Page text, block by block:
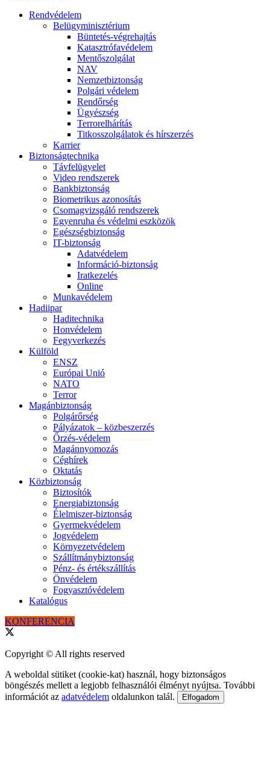
Rendvédelem
Belügyminisztérium
Büntetés-végrehajtás
Katasztrófavédelem
Mentőszolgálat
NAV
Nemzetbiztonság
Polgári védelem
Rendőrség
Ügyészség
Terrorelhárítás
Titkosszolgálatok és hírszerzés
Karrier
Biztonságtechnika
Távfelügyelet
Video rendszerek
Bankbiztonság
Biometrikus azonosítás
Csomagvizsgáló rendszerek
Egyenruha és védelmi eszközök
Egészségbiztonság
IT-biztonság
Adatvédelem
Információ-biztonság
Iratkezelés
Online
Munkavédelem
Hadiipar
Haditechnika
Honvédelem
Fegyverkezés
Külföld
ENSZ
Európai Unió
NATO
Terror
Magánbiztonság
Polgárőrség
Pályázatok – közbeszerzés
Őrzés-védelem
Magánnyomozás
Céghírek
Oktatás
Közbiztonság
Biztosítók
Energiabiztonság
Élelmiszer-biztonság
Gyermekvédelem
Jogvédelem
Környezetvédelem
Szállítmánybiztonság
Pénz- és értékszállítás
Önvédelem
Fogyasztóvédelem
Katalógus
KONFERENCIA
Copyright © All rights reserved
A weboldal sütiket (cookie-kat) használ, hogy biztonságos
böngészés mellett a legjobb felhasználói élményt nyújtsa. További
információt az adatvédelem oldalunkon talál. Elfogadom